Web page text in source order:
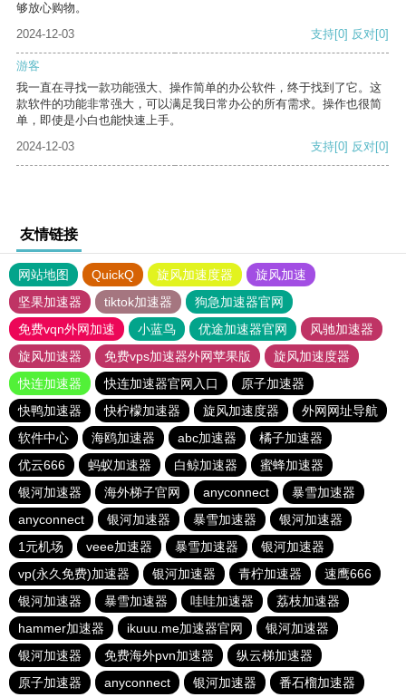
够放心购物。
2024-12-03
支持[0] 反对[0]
游客
我一直在寻找一款功能强大、操作简单的办公软件，终于找到了它。这
款软件的功能非常强大，可以满足我日常办公的所有需求。操作也很简
单，即使是小白也能快速上手。
2024-12-03
支持[0] 反对[0]
友情链接
网站地图 QuickQ 旋风加速度器
旋风加速
坚果加速器
tiktok加速器
狗急加速器官网
免费vqn外网加速
小蓝鸟 优途加速器官网
风驰加速器
旋风加速器
免费vps加速器外网苹果版
旋风加速度器
快连加速器
快连加速器官网入口
原子加速器
快鸭加速器
快柠檬加速器 旋风加速度器
外网网址导航
软件中心
海鸥加速器 abc加速器
橘子加速器
优云666
蚂蚁加速器 白鲸加速器
蜜蜂加速器
银河加速器
海外梯子官网 anyconnect
暴雪加速器
anyconnect
银河加速器 暴雪加速器
银河加速器
1元机场
veee加速器 暴雪加速器
银河加速器
vp(永久免费)加速器
银河加速器 青柠加速器
速鹰666
银河加速器
暴雪加速器 哇哇加速器
荔枝加速器
hammer加速器
ikuuu.me加速器官网
银河加速器
银河加速器
免费海外pvn加速器
纵云梯加速器
原子加速器
anyconnect 银河加速器 番石榴加速器